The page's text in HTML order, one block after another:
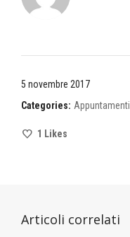
5 novembre 2017
Categories: Appuntamenti
1 Likes
Articoli correlati